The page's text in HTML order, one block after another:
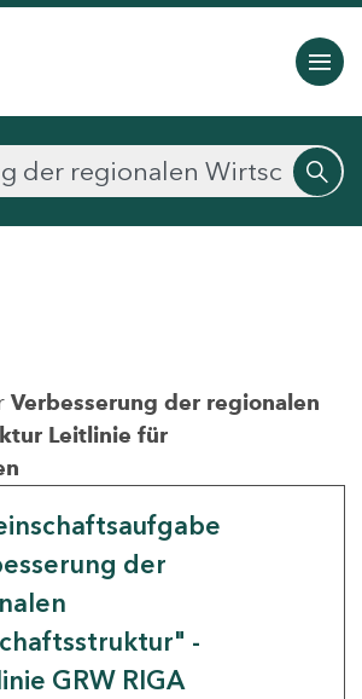
Verbesserung der regionalen
Leitlinie für
der
-
GRW RIGA